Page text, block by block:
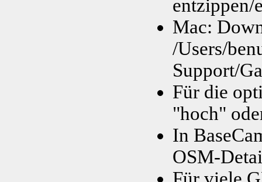
entzippen/
Mac:
/Users/
Support/
Für die
"hoch"
In
OSM-